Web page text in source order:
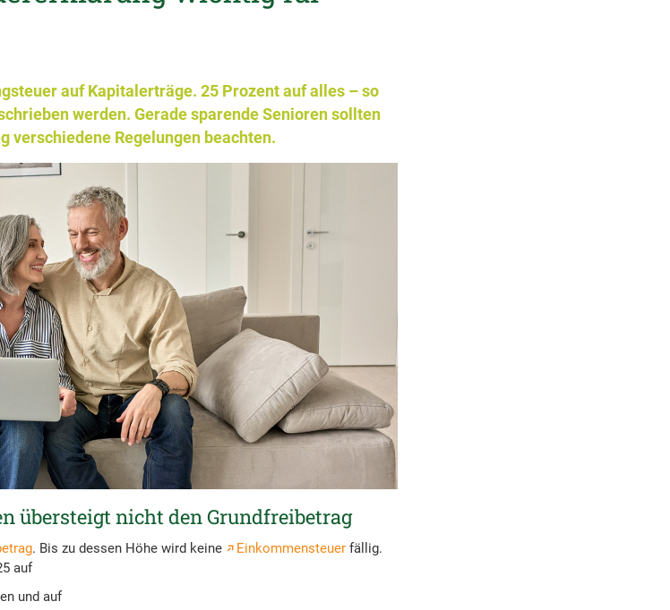
auf Kapitalerträge. 25 Prozent auf alles – so
werden. Gerade sparende Senioren sollten
verschiedene Regelungen beachten.
übersteigt nicht den Grundfreibetrag
. Bis zu dessen Höhe wird keine Einkommensteuerfällig.
auf
und auf